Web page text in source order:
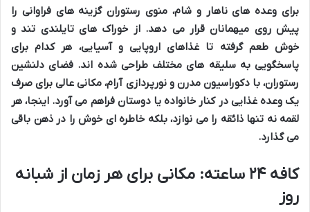
برای وعده های ناهار و شام، منوی رستورانگزینه های فراوانی را
پیش روی میهمانان قرار می دهد. از خوراک های تایلندی تند و
خوش طعم گرفته تا غذاهای اروپاییوآسیایی، هر کدام برای
پاسخگویی بهسلیقه های مختلف طراحی شده اند. فضای دلنشین
رستوران، بادکوراسیون مدرن ونورپردازی آرام، مکانی عالی برای صرف
یک وعده غذایی در کنار خانواده یا دوستان فراهم می آورد. اینجا، هر
لقمه نه تنها ذائقه را می نوازد، بلکه خاطره ای خوش را در ذهن باقی
می گذارد.
کافه ۲۴ ساعته: مکانی برای هر زمان از شبانه
روز